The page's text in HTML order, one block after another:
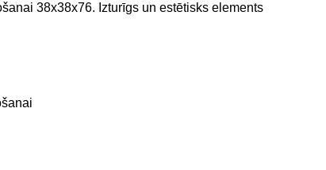
38x38x76. Izturīgs un estētisks elements